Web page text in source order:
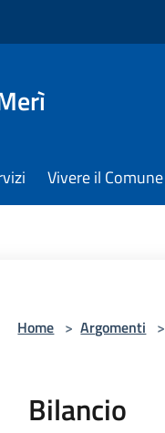
Vivere il Comune
Home > Argomenti >
Bilancio